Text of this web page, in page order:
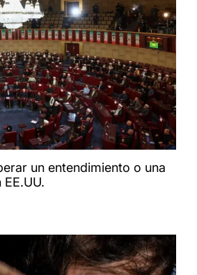
un entendimiento o una